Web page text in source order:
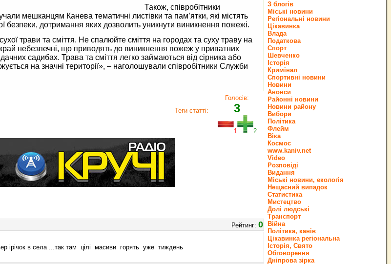
Також, співробітники
мешканцям Канева тематичні листівки та пам’ятки, які містять
безпеки, дотримання яких дозволить уникнути виникнення пожежі.
трави та сміття. Не спалюйте сміття на городах та суху траву на
небезпечні, що приводять до виникнення пожеж у приватних
садибах. Трава та сміття легко займаються від сірника або
на значні території», – наголошували співробітники Служби
Теги статті:
Голосів:
3
1 2
Рейтинг: 0
ірічок в села ...так там цілі масиви горять уже тиждень
З блогів
Міські новини
Регіональні новини
Цікавинка
Влада
Податкова
Спорт
Шевченко
Історія
Кримінал
Спортивні новини
Новини
Анонси
Районні новини
Новини району
Вибори
Політика
Флейм
Віка
Космос
www.kaniv.net
Video
Розповіді
Видання
Міські новини, екологія
Нещасний випадок
Статистика
Мистецтво
Долі людські
Транспорт
Війна
Політика, канів
Цікавинка регіональна
Історія, Свято
Обговорення
Дніпрова зірка